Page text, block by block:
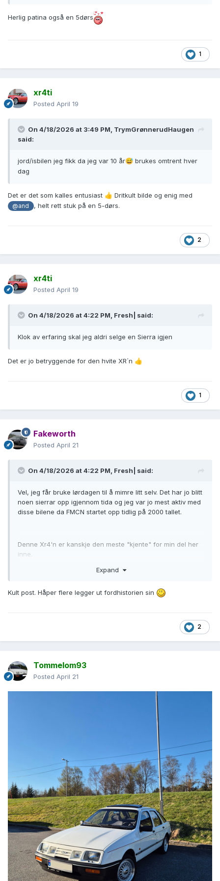
Herlig patina også en 5dørs
1
xr4ti
Posted April 19
On 4/18/2026 at 3:49 PM, TrymGrønnerudHaugen
said:
jord/isbilen jeg fikk da jeg var 10 år😅 brukes omtrent hver
dag
Det er det som kalles entusiast 👍 Dritkult bilde og enig med
@and , helt rett stuk på en 5-dørs.
2
xr4ti
Posted April 19
On 4/18/2026 at 4:22 PM, Fresh| said:
Klok av erfaring skal jeg aldri selge en Sierra igjen
Det er jo betryggende for den hvite XR´n 👍
1
Fakeworth
Posted April 21
On 4/18/2026 at 4:22 PM, Fresh| said:
Vel, jeg får bruke lørdagen til å mimre litt selv. Det har jo blitt
noen sierrar opp igjennom tida og jeg var jo mest aktiv med
disse bilene da FMCN startet opp tidlig på 2000 tallet.
Denne Xr4'n er kanskje den meste "kjente" for min del her
inne.
Det er den som endte opp med å se slik ut, med godkjent
Scorpio Cosworth BOB 24v. For et prosjekt det var
Expand
Kult post. Håper flere legger ut fordhistorien sin
2
Tommelom93
Posted April 21